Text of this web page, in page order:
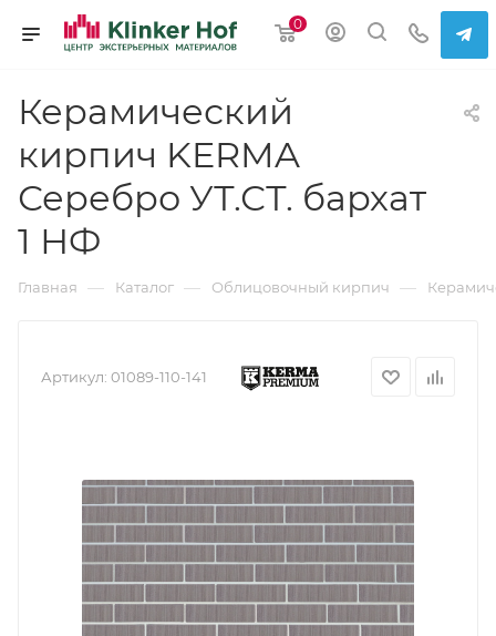
0
Керамический
кирпич KERMA
Серебро УТ.СТ. бархат
1 НФ
Главная — Каталог — Облицовочный кирпич —
Артикул: 01089-110-141